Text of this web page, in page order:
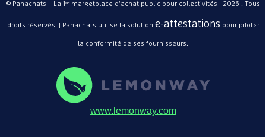
© Panachats – La 1ʳᵉ marketplace d'achat public pour collectivités - 2026 . Tous
droits réservés. | Panachats utilise la solution e-attestations pour piloter
la conformité de ses fournisseurs.
www.lemonway.com